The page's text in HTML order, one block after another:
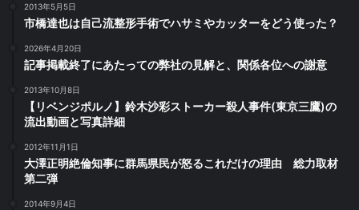
2013年5月5日
市橋達也は自己流整形手術でハサミやカッターをどう使った？
2026年4月20日
記事掲載終了にあたっての弊社の見解と、関係各位への謝意
2013年10月8日
【リベンジポルノ】鈴木沙彩ストーカー殺人事件(東京三鷹)の
流出動画と写真詳細
2012年11月1日
大澤正明絶倫知事に群馬県民が怒るこれだけの理由 総力取材
第二弾
2014年9月4日